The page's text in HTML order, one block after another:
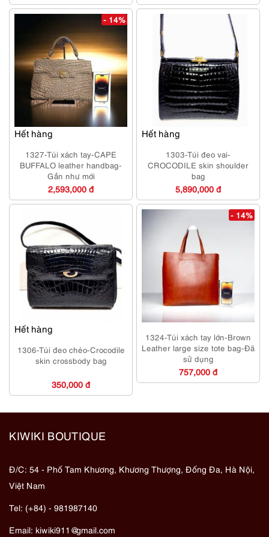
Hết hàng
- 14%
1327-Túi xách tay-CAPE
BUFFALO leather handbag-
Gần như mới
2,593,000 đ
Hết hàng
1303-Túi đeo vai-
CROCODILE skin shoulder
bag
5,890,000 đ
Hết hàng
1306-Túi đeo chéo-Crocodile
skin crossbody bag
350,000 đ
- 14%
1324-Túi xách tay lớn-Brown
Leather large size tote bag-Đã
sử dụng
757,000 đ
KIWIKI BOUTIQUE
Đ/C: 54 - Phố Tam Khương, Khương Thượng, Đống Đa, Hà Nội,
Việt Nam
Tel: (+84) - 981987140
Email: kiwiki911@gmail.com